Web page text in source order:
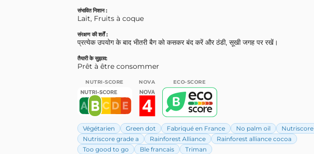
संभावित निशान :
Lait, Fruits à coque
संरक्षण की शर्तें :
प्रत्येक उपयोग के बाद भीतरी बैग को कसकर बंद करें और ठंडी, सूखी जगह पर रखें।
तैयारी के सुझाव:
Prêt à être consommer
NUTRI-SCORE NOVA ECO-SCORE
Végétarien Green dot Fabriqué en France No palm oil
Nutriscore
Nutriscore grade a
Rainforest Alliance
Rainforest alliance cocoa
Too good to go
Ble francais Triman